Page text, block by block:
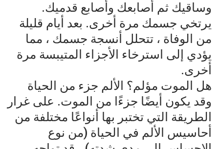
وساقيك ثم أصابعك وأصابع قدميك.
يرتخي جسمك مرة أخرى. بعد أيام قليلة
من الوفاة ، تتحلل أنسجة جسمك ، مما
يؤدي إلى استرخاء الأجزاء المتيبسة مرة
أخرى.
هل الموت مؤلم؟ الألم جزء من الحياة
وقد يكون أيضًا جزءًا من الموت. على غرار
الطريقة التي تختبر بها أنواعًا مختلفة من
أحاسيس الألم في الحياة (من نوع